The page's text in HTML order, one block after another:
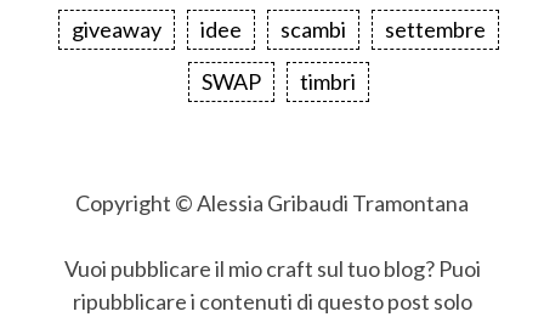
giveaway
idee scambi
settembre
SWAP
timbri
Copyright © Alessia Gribaudi Tramontana
Vuoi pubblicare il mio craft sul tuo blog? Puoi
ripubblicare i contenuti di questo post solo